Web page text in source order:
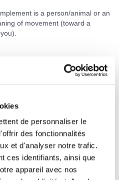
de personnaliser le
des fonctionnalités
et d'analyser notre trafic.
ces identifiants, ainsi que
appareil avec nos
is a person/animal or an
of movement (toward a
a person or animal
a destination
you / away
à l’école.